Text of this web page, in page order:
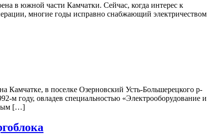
в южной части Камчатки. Сейчас, когда интерес к
многие годы исправно снабжающий электричеством
в поселке Озерновский Усть-Большерецкого р-
м году, овладев специальностью «Электрооборудование и
[…]